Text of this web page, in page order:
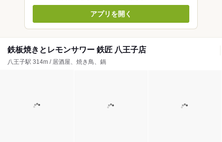
アプリを開く
鉄板焼きとレモンサワー 鉄匠 八王子店
八王子駅 314m / 居酒屋、焼き鳥、鍋